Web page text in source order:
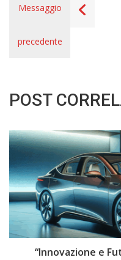
Messaggio
precedente
POST
“Innovazione e